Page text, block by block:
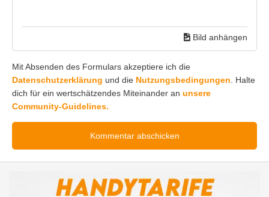
Bild anhängen
Mit Absenden des Formulars akzeptiere ich die
Datenschutzerklärung und die Nutzungsbedingungen . Halte
dich für ein wertschätzendes Miteinander an unsere
Community-Guidelines.